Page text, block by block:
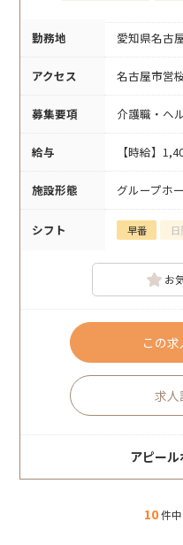
勤務地 愛知県名古
アクセス 名古屋市営
募集要項 介護職・ヘ
給与 【時給】
施設形態 グループホ
シフト 早番
お
この
求人
アピー
10件中